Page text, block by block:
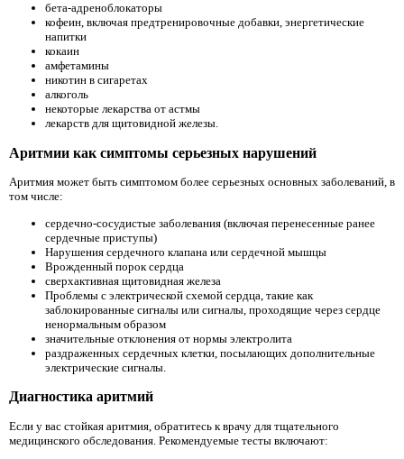
бета-адреноблокаторы
кофеин, включая предтренировочные добавки, энергетические
напитки
кокаин
амфетамины
никотин в сигаретах
алкоголь
некоторые лекарства от астмы
лекарств для щитовидной железы.
Аритмии как симптомы серьезных нарушений
Аритмия может быть симптомом более серьезных основных заболеваний, в
том числе:
сердечно-сосудистые заболевания (включая перенесенные ранее
сердечные приступы)
Нарушения сердечного клапана или сердечной мышцы
Врожденный порок сердца
сверхактивная щитовидная железа
Проблемы с электрической схемой сердца, такие как
заблокированные сигналы или сигналы, проходящие через сердце
ненормальным образом
значительные отклонения от нормы электролита
раздраженных сердечных клетки, посылающих дополнительные
электрические сигналы.
Диагностика аритмий
Если у вас стойкая аритмия, обратитесь к врачу для тщательного
медицинского обследования. Рекомендуемые тесты включают: